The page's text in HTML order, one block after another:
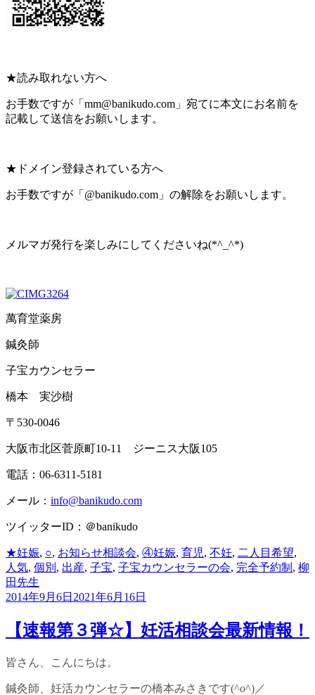
★読み取れない方へ
お手数ですが「mm@banikudo.com」宛てに本文にお名前を
記載して送信をお願いします。
★ドメイン登録されている方へ
お手数ですが「@banikudo.com」の解除をお願いします。
メルマガ発行を楽しみにしてくださいね(*^_^*)
萬育堂薬房
鍼灸師
子宝カウンセラー
橋本 実沙樹
〒530-0046
大阪市北区菅原町10-11 ジーニス大阪105
電話：06-6311-5181
メール： info@banikudo.com
ツイッターID：＠banikudo
カ
テ
ゴ
リ
★妊娠, ○, お知らせタ
グ
相談会, ④妊娠, 育児, 不妊, 二人目希望,
人気, 個別 , 出産, 子宝, 子宝カウンセラーの会, 完全予約制 , 柳
田先生
2014年9月6日 2021年6月16日
【速報第３弾☆】妊活相談会最新情報！
皆さん、こんにちは。
鍼灸師、妊活カウンセラーの橋本みさきです(^o^)／